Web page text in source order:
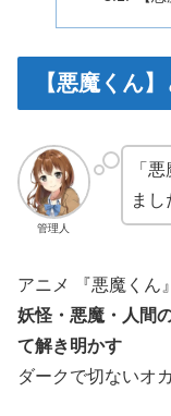
【悪魔くん
管理人
「
まし
アニメ 『悪魔くん
妖怪・悪魔・人間
て解き明かす
ダークで切ないオ